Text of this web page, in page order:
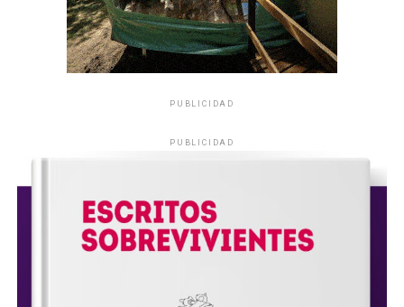
PUBLICIDAD
PUBLICIDAD